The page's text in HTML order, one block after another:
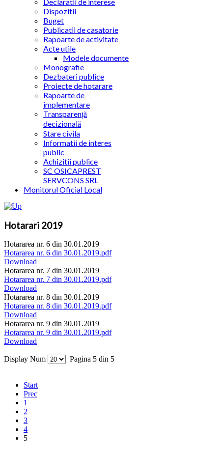
Dispozitii
Buget
Publicatii de casatorie
Rapoarte de activitate
Acte utile
Modele documente
Monografie
Dezbateri publice
Proiecte de hotarare
Rapoarte de
implementare
Transparență
decizională
Stare civila
Informatii de interes
public
Achizitii publice
SC OSICAPREST
SERVCONS SRL
Monitorul Oficial Local
Hotarari 2019
Hotararea nr. 6 din 30.01.2019
Hotararea nr. 6 din 30.01.2019.pdf
Download
Hotararea nr. 7 din 30.01.2019
Hotararea nr. 7 din 30.01.2019.pdf
Download
Hotararea nr. 8 din 30.01.2019
Hotararea nr. 8 din 30.01.2019.pdf
Download
Hotararea nr. 9 din 30.01.2019
Hotararea nr. 9 din 30.01.2019.pdf
Download
Display Num Pagina 5 din 5
Start
Prec
1
2
3
4
5